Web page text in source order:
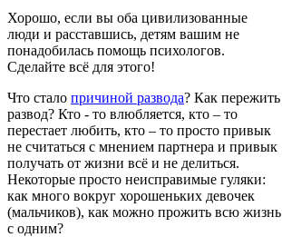
Хорошо, если вы оба цивилизованные
люди и расставшись, детям вашим не
понадобилась помощь психологов.
Сделайте всё для этого!
Что стало причиной развода? Как пережить
развод? Кто - то влюбляется, кто – то
перестает любить, кто – то просто привык
не считаться с мнением партнера и привык
получать от жизни всё и не делиться.
Некоторые просто неисправимые гуляки:
как много вокруг хорошеньких девочек
(мальчиков), как можно прожить всю жизнь
с одним?